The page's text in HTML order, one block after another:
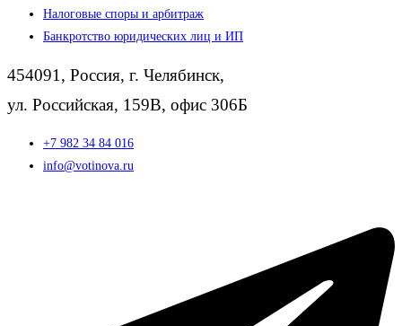
Налоговые споры и арбитраж
Банкротство юридических лиц и ИП
454091, Россия, г. Челябинск,
ул. Российская, 159В, офис 306Б
+7 982 34 84 016
info@votinova.ru